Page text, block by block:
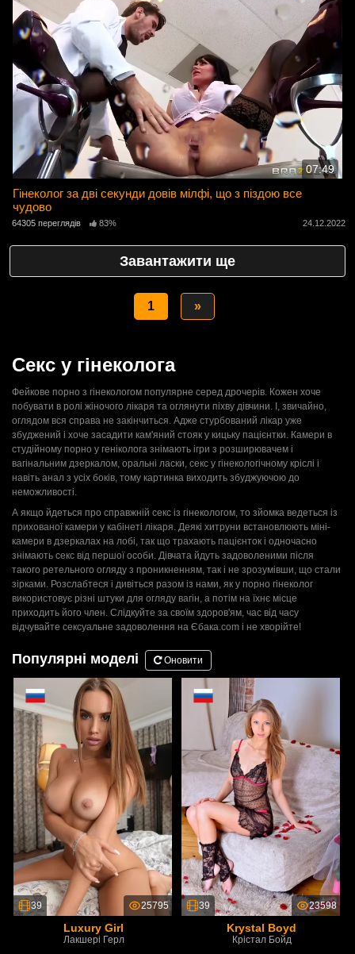
07:49
Гінеколог за дві секунди довів мілфі, що з піздою все
чудово
64305 переглядів 83% 24.12.2022
Завантажити ще
1 »
Секс у гінеколога
Фейкове порно з гінекологом популярне серед дрочерів. Кожен хоче
побувати в ролі жіночого лікаря та оглянути піхву дівчини. І, звичайно,
оглядом вся справа не закінчиться. Адже стурбований лікар уже
збуджений і хоче засадити кам'яний стояк у кицьку пацієнтки. Камери в
студійному порно у геніколога знімають ігри з розширювачем і
вагінальним дзеркалом, оральні ласки, секс у гінекологічному кріслі і
навіть анал з усіх боків, тому картинка виходить збуджуючою до
неможливості.
А якщо йдеться про справжній секс із гінекологом, то зйомка ведеться із
прихованої камери у кабінеті лікаря. Деякі хитруни встановлюють міні-
камери в дзеркалах на лобі, так що трахають пацієнток і одночасно
знімають секс від першої особи. Дівчата йдуть задоволеними після
такого ретельного огляду з проникненням, так і не зрозумівши, що стали
зірками. Розслабтеся і дивіться разом із нами, як у порно гінеколог
використовує різні штуки для огляду вагін, а потім на їхнє місце
приходить його член. Слідкуйте за своїм здоров'ям, час від часу
відчувайте сексуальне задоволення на Єбака.com і не хворійте!
Популярні моделі Оновити
39 25795
Luxury Girl
Лакшері Герл
39 23598
Krystal Boyd
Крістал Бойд